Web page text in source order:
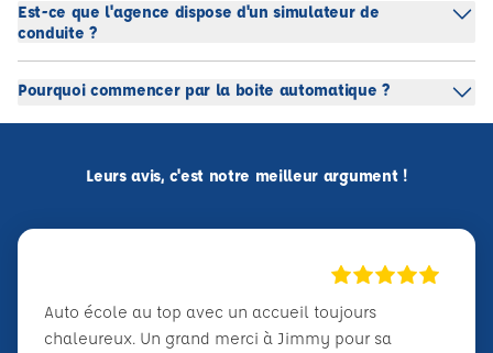
Est-ce que l'agence dispose d'un simulateur de
conduite ?
Pourquoi commencer par la boite automatique ?
Leurs avis, c'est notre meilleur argument !
Auto école au top avec un accueil toujours
chaleureux. Un grand merci à Jimmy pour sa